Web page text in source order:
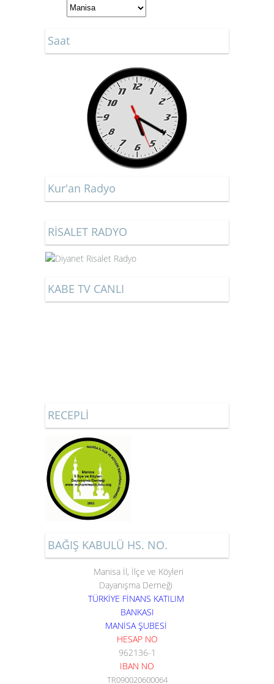
Saat
Kur'an Radyo
RİSALET RADYO
KABE TV CANLI
RECEPLİ
BAĞIŞ KABULÜ HS. NO.
Manisa İl, İlçe ve Köyleri
Dayanışma Derneği
TÜRKİYE FİNANS KATILIM
BANKASI
MANİSA ŞUBESİ
HESAP NO
962136-1
IBAN NO
TR090020600064